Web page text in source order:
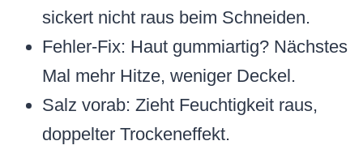
sickert nicht raus beim Schneiden.
Fehler-Fix: Haut gummiartig? Nächstes
Mal mehr Hitze, weniger Deckel.
Salz vorab: Zieht Feuchtigkeit raus,
doppelter Trockeneffekt.